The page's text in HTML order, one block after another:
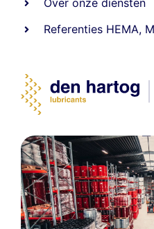
Over onze diensten
Referenties HEMA,